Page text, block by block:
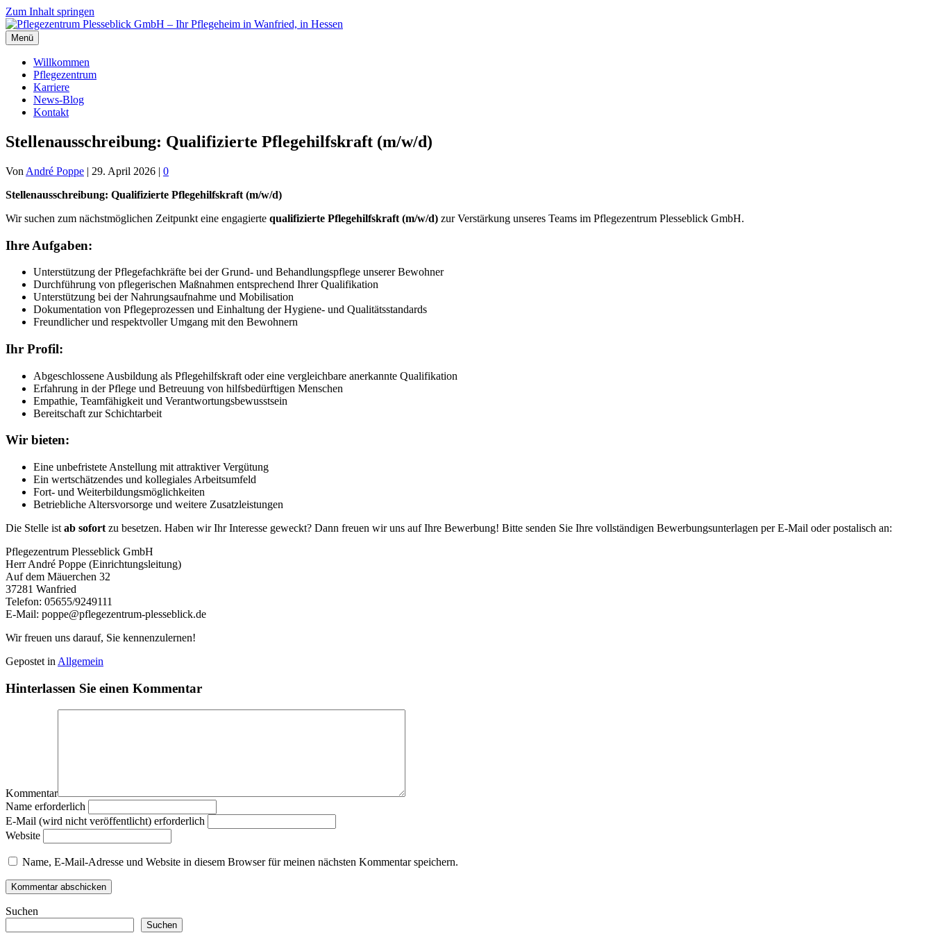
Zum Inhalt springen
Menü
Willkommen
Pflegezentrum
Karriere
News-Blog
Kontakt
Stellenausschreibung: Qualifizierte Pflegehilfskraft (m/w/d)
Von André Poppe | 29. April 2026 | 0
Stellenausschreibung: Qualifizierte Pflegehilfskraft (m/w/d)
Wir suchen zum nächstmöglichen Zeitpunkt eine engagierte qualifizierte Pflegehilfskraft (m/w/d) zur Verstärkung unseres Teams im Pflegezentrum Plesseblick GmbH.
Ihre Aufgaben:
Unterstützung der Pflegefachkräfte bei der Grund- und Behandlungspflege unserer Bewohner
Durchführung von pflegerischen Maßnahmen entsprechend Ihrer Qualifikation
Unterstützung bei der Nahrungsaufnahme und Mobilisation
Dokumentation von Pflegeprozessen und Einhaltung der Hygiene- und Qualitätsstandards
Freundlicher und respektvoller Umgang mit den Bewohnern
Ihr Profil:
Abgeschlossene Ausbildung als Pflegehilfskraft oder eine vergleichbare anerkannte Qualifikation
Erfahrung in der Pflege und Betreuung von hilfsbedürftigen Menschen
Empathie, Teamfähigkeit und Verantwortungsbewusstsein
Bereitschaft zur Schichtarbeit
Wir bieten:
Eine unbefristete Anstellung mit attraktiver Vergütung
Ein wertschätzendes und kollegiales Arbeitsumfeld
Fort- und Weiterbildungsmöglichkeiten
Betriebliche Altersvorsorge und weitere Zusatzleistungen
Die Stelle ist ab sofort zu besetzen. Haben wir Ihr Interesse geweckt? Dann freuen wir uns auf Ihre Bewerbung! Bitte senden Sie Ihre vollständigen Bewerbungsunterlagen per E-Mail oder postalisch an:
Pflegezentrum Plesseblick GmbH
Herr André Poppe (Einrichtungsleitung)
Auf dem Mäuerchen 32
37281 Wanfried
Telefon: 05655/9249111
E-Mail: poppe@pflegezentrum-plesseblick.de
Wir freuen uns darauf, Sie kennenzulernen!
Gepostet in Allgemein
Hinterlassen Sie einen Kommentar
Kommentar
Name erforderlich
E-Mail (wird nicht veröffentlicht) erforderlich
Website
Name, E-Mail-Adresse und Website in diesem Browser für meinen nächsten Kommentar speichern.
Suchen
Suchen